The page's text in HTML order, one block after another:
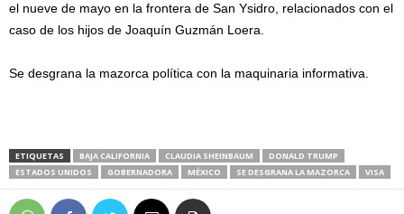
el nueve de mayo en la frontera de San Ysidro, relacionados con el
caso de los hijos de Joaquín Guzmán Loera.
Se desgrana la mazorca política con la maquinaria informativa.
ETIQUETAS BAJA CALIFORNIA CLAUDIA SHEINBAUM
DONALD TRUMP
ESTADOS UNIDOS
GOBERNADORA MÉXICO SE DESGRANA LA MAZORCA VISA